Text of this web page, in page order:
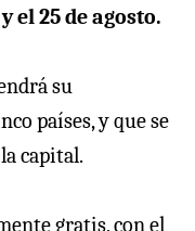
el 25 de agosto.
su
países, y que se
capital.
gratis, con el